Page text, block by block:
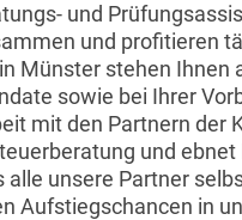
und
und profitieren
Münster stehen Ihnen
sowie bei Ihrer
mit den Partnern der
und
alle unsere Partner
Aufstiegschancen in